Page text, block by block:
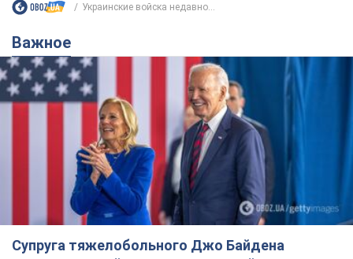
Украинские войска недавно...
Важное
Супруга тяжелобольного Джо Байдена